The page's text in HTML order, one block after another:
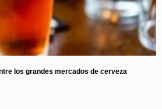
los grandes mercados de cerveza